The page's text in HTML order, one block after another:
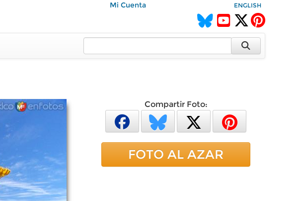
Mi Cuenta ENGLISH
Compartir Foto:
FOTO AL AZAR